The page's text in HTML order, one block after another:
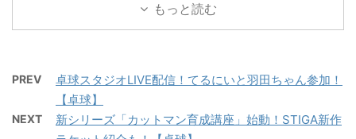
もっと読む
PREV
卓球スタジオLIVE配信！てるにいと羽田ちゃん参加！
【卓球】
NEXT
新シリーズ「カットマン育成講座」始動！STIGA新作